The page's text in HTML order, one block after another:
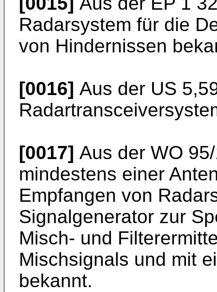
Radarsystem für die
von Hindernissen
[0016] Aus der US
[0017] Aus der WO
mindestens einer
Empfangen von
Signalgenerator zur
Misch- und
Mischsignals und mit
bekannt.